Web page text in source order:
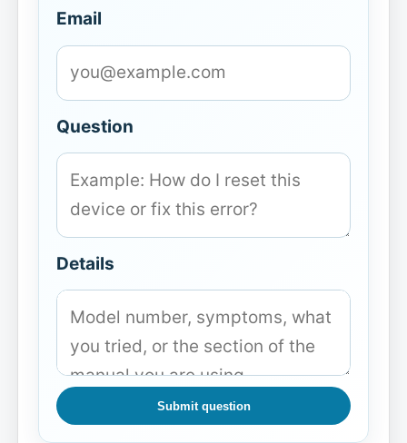
Email
Question
Details
Submit question